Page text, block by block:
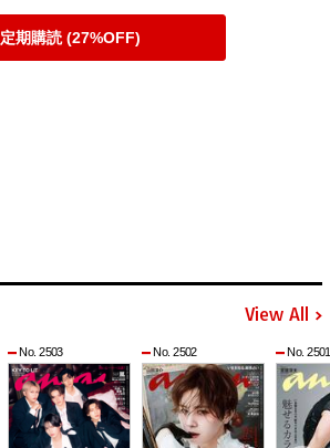
定期購読 (27%OFF)
View All
No. 2503 No. 2502 No. 2501